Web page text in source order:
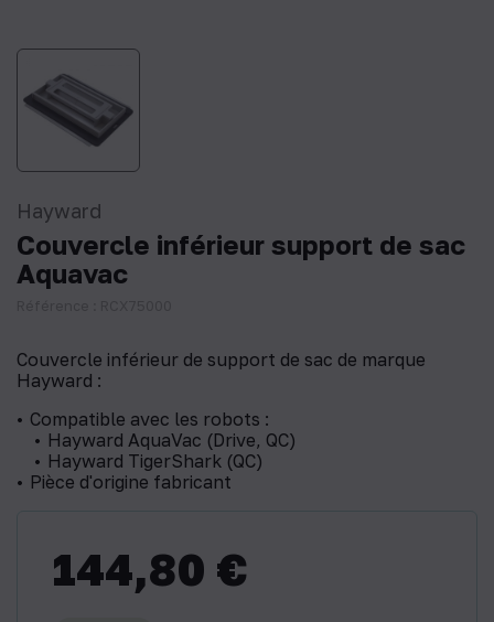
Hayward
Couvercle inférieur support de sac
Aquavac
Couvercle inférieur de support de sac de marque
Hayward :
Compatible avec les robots :
Hayward AquaVac (Drive, QC)
Hayward TigerShark (QC)
Pièce d'origine fabricant
144,80 €